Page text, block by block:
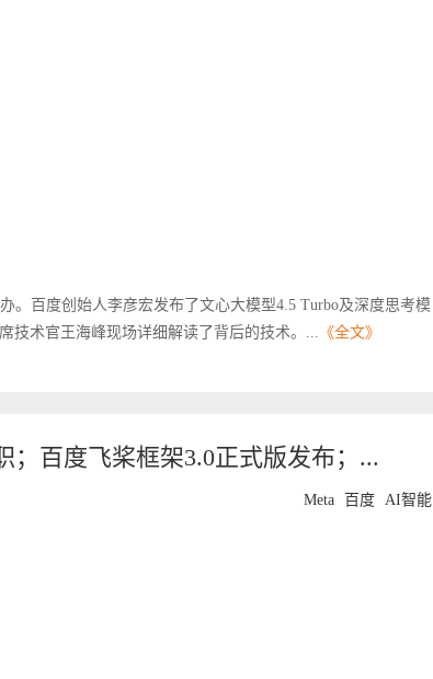
。百度创始人李彦宏发布了文心大模型4.5 Turbo及深度思考模
技术官王海峰现场详细解读了背后的技术。... 《全文》
；百度飞桨框架3.0正式版发布；...
Meta 百度 AI智能